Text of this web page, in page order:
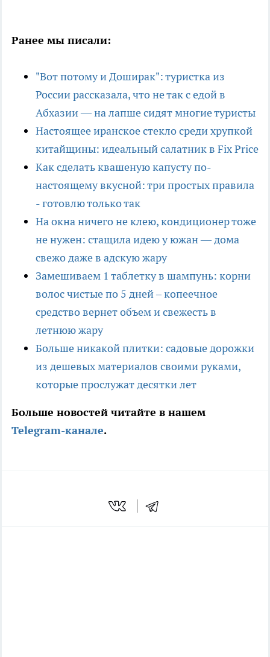
Ранее мы писали:
"Вот потому и Доширак": туристка из
России рассказала, что не так с едой в
Абхазии — на лапше сидят многие туристы
Настоящее иранское стекло среди хрупкой
китайщины: идеальный салатник в Fix Price
Как сделать квашеную капусту по-
настоящему вкусной: три простых правила
- готовлю только так
На окна ничего не клею, кондиционер тоже
не нужен: стащила идею у южан — дома
свежо даже в адскую жару
Замешиваем 1 таблетку в шампунь: корни
волос чистые по 5 дней – копеечное
средство вернет объем и свежесть в
летнюю жару
Больше никакой плитки: садовые дорожки
из дешевых материалов своими руками,
которые прослужат десятки лет
Больше новостей читайте в нашем
Telegram-канале.